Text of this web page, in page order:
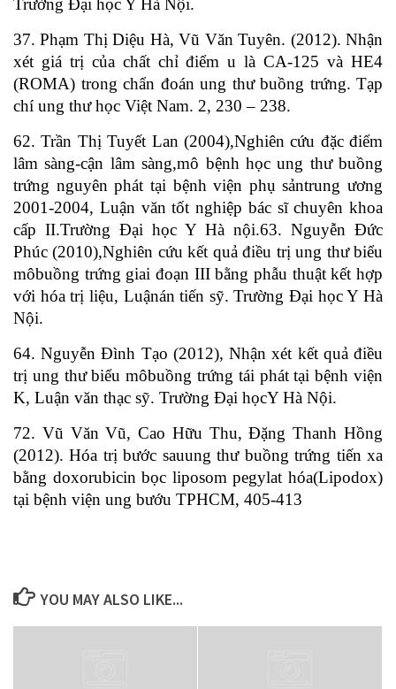
37. Phạm Thị Diệu Hà, Vũ Văn Tuyên. (2012). Nhận
xét giá trị của chất chỉ điểm u là CA-125 và HE4
(ROMA) trong chẩn đoán ung thư buồng trứng. Tạp
chí ung thư học Việt Nam. 2, 230 – 238.
62. Trần Thị Tuyết Lan (2004),Nghiên cứu đặc điểm
lâm sàng-cận lâm sàng,mô bệnh học ung thư buồng
trứng nguyên phát tại bệnh viện phụ sảntrung ương
2001-2004, Luận văn tốt nghiệp bác sĩ chuyên khoa
cấp II.Trường Đại học Y Hà nội.63. Nguyễn Đức
Phúc (2010),Nghiên cứu kết quả điều trị ung thư biểu
môbuồng trứng giai đoạn III bằng phẫu thuật kết hợp
với hóa trị liệu, Luậnán tiến sỹ. Trường Đại học Y Hà
Nội.
64. Nguyễn Đình Tạo (2012), Nhận xét kết quả điều
trị ung thư biểu môbuồng trứng tái phát tại bệnh viện
K, Luận văn thạc sỹ. Trường Đại họcY Hà Nội.
72. Vũ Văn Vũ, Cao Hữu Thu, Đặng Thanh Hồng
(2012). Hóa trị bước sauung thư buồng trứng tiến xa
bằng doxorubicin bọc liposom pegylat hóa(Lipodox)
tại bệnh viện ung bướu TPHCM, 405-413
YOU MAY ALSO LIKE...